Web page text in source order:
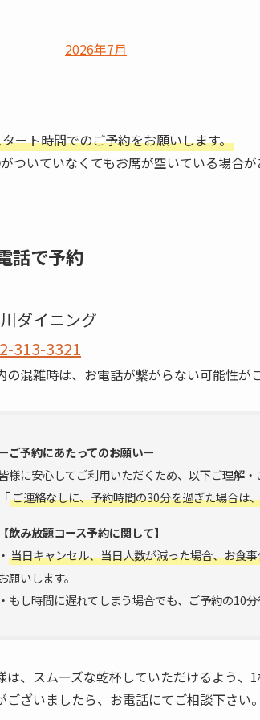
2026年7月
ート時間でのご予約をお願いします。
ついていなくてもお席が空いている場合
話で予約
ダイニング
313-3321
の混雑時は、お電話が繋がらない可能性が
ご予約にあたってのお願いー
様に安心してご利用いただくため、以下ご理解・
「ご連絡なしに、予約時間の30分を過ぎた場合は
【飲み放題コース予約に関して】
・ 当日キャンセル、当日人数が減った場合、お食
お願いします。
・もし時間に遅れてしまう場合でも、ご予約の10
は、スムーズな乾杯していただけるよう
ございましたら、お電話にてご相談下さい。